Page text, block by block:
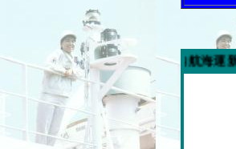
今週の「内航海運新聞」広告スポンサ